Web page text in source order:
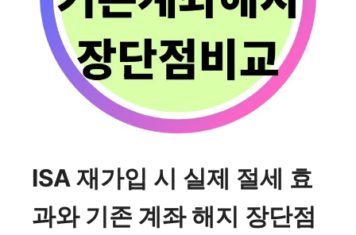
ISA 재가입 시 실제 절세 효
과와 기존 계좌 해지 장단점